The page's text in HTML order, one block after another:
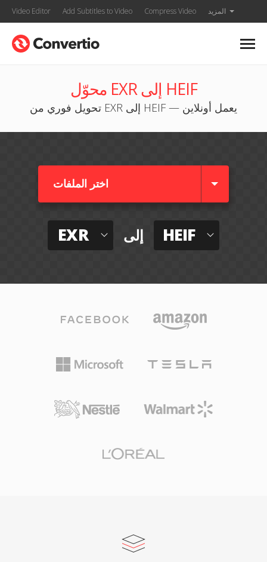
Video Editor Add Subtitles to Video Compress Video المزيد
محوّل EXR إلى HEIF
تحويل فوري من EXR إلى HEIF — يعمل أونلاين
اختر الملفات
EXR إلى HEIF